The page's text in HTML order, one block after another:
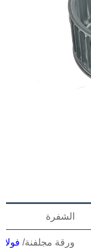
الشفرة
ورقة مجلفنة/